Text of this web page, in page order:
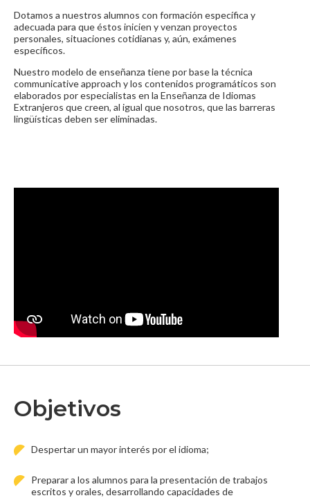
Dotamos a nuestros alumnos con formación específica y
adecuada para que éstos inicien y venzan proyectos
personales, situaciones cotidianas y, aún, exámenes
específicos.
Nuestro modelo de enseñanza tiene por base la técnica
communicative approach y los contenidos programáticos son
elaborados por especialistas en la Enseñanza de Idiomas
Extranjeros que creen, al igual que nosotros, que las barreras
lingüísticas deben ser eliminadas.
Objetivos
Despertar un mayor interés por el idioma;
Preparar a los alumnos para la presentación de trabajos
escritos y orales, desarrollando capacidades de